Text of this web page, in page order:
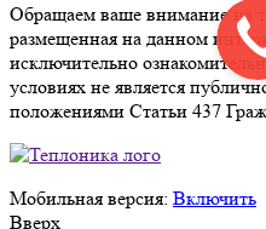
Обращаем ваше внимание на
размещенная на данном
исключительно
условиях не является
положениями Статьи 437
Мобильная версия: Включить
Вверх